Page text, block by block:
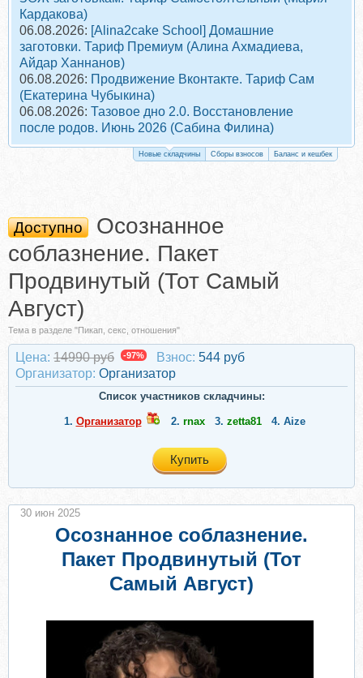
Кардакова)
06.08.2026: [Alina2cake School] Домашние
заготовки. Тариф Премиум (Алина Ахмадиева,
Айдар Ханнанов)
06.08.2026: Продвижение Вконтакте. Тариф Сам
(Екатерина Чубыкина)
06.08.2026: Тазовое дно 2.0. Восстановление
после родов. Июнь 2026 (Сабина Филина)
Новые складчины Сборы взносов Баланс и кешбек
Доступно
Осознанное
соблазнение. Пакет
Продвинутый (Тот Самый
Август)
Тема в разделе "Пикап, секс, отношения"
Цена: 14990 руб -97% Взнос: 544 руб
Организатор: Организатор
Список участников складчины:
1. Организатор 2. rnax 3. zetta81 4. Aize
Купить
Осознанное соблазнение.
Пакет Продвинутый (Тот
Самый Август)
30 июн 2025